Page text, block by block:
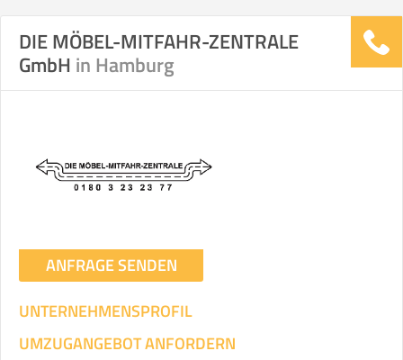
DIE MÖBEL-MITFAHR-ZENTRALE
GmbH in Hamburg
ANFRAGE SENDEN
UNTERNEHMENSPROFIL
UMZUGANGEBOT ANFORDERN